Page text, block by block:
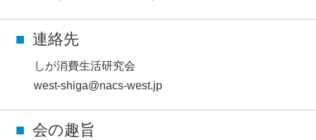
連絡先
しが消費生活研究会
west-shiga@nacs-west.jp
会の趣旨